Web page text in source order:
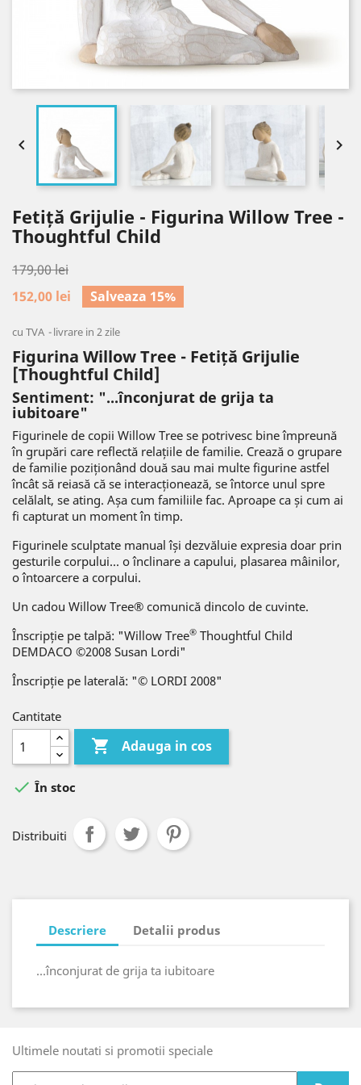
 
Fetiță Grijulie - Figurina Willow Tree -
Thoughtful Child
179,00 lei
152,00 lei
Salveaza 15%
cu TVA livrare in 2 zile
Figurina Willow Tree - Fetiță Grijulie
[Thoughtful Child]
Sentiment: "...înconjurat de grija ta
iubitoare"
Figurinele de copii Willow Tree se potrivesc bine împreună
în grupări care reflectă relațiile de familie. Crează o grupare
de familie poziționând două sau mai multe figurine astfel
încât să reiasă că se interacționează, se întorce unul spre
celălalt, se ating. Așa cum familiile fac. Aproape ca și cum ai
fi capturat un moment în timp.
Figurinele sculptate manual își dezvăluie expresia doar prin
gesturile corpului... o înclinare a capului, plasarea mâinilor,
o întoarcere a corpului.
Un cadou Willow Tree® comunică dincolo de cuvinte.
Înscripție pe talpă: "Willow Tree® Thoughtful Child
DEMDACO ©2008 Susan Lordi"
Înscripție pe laterală: "© LORDI 2008"
Cantitate
 Adauga in cos
 În stoc
Distribuiti
Descriere Detalii produs
...înconjurat de grija ta iubitoare
Ultimele noutati si promotii speciale